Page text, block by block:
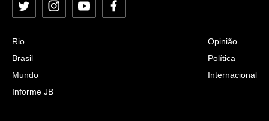
Twitter InstagramYouTubeFacebook
Rio
Brasil
Mundo
Informe JB
Opinião
Política
Internacional